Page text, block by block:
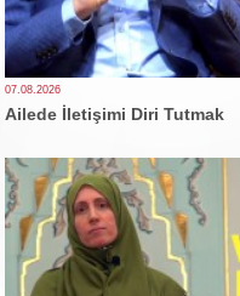
07.08.2026
Ailede İletişimi Diri Tutmak